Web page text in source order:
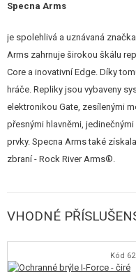
vem. Celávýměna pružiny trvá
například při soutežích s
Specna Arms
je spolehlivá a uznávaná
Arms zahrnuje širokou škálu
Core a inovativní Edge. Díky
hráče. Repliky jsou vybaveny
elektronikou Gate, zesílenými
přesnými hlavněmi,
prvky. Specna Arms také
zbraní - Rock River Arms®.
VHODNÉ
Kód